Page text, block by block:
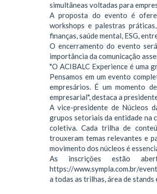
simultâneas voltadas para
A proposta do evento é
workshops e palestras
finanças, saúde mental, ESG,
O encerramento do evento
importância da comunicação
"O ACIBALC Experience é uma
Pensamos em um evento
empresários. É um momento
empresarial", destaca a
A vice-presidente de Núcleos
grupos setoriais da entidade na
coletiva. Cada trilha de
trouxeram temas relevantes e
movimento dos núcleos é
As inscrições estão
https://www.sympla.com.br/
a todas as trilhas, área de